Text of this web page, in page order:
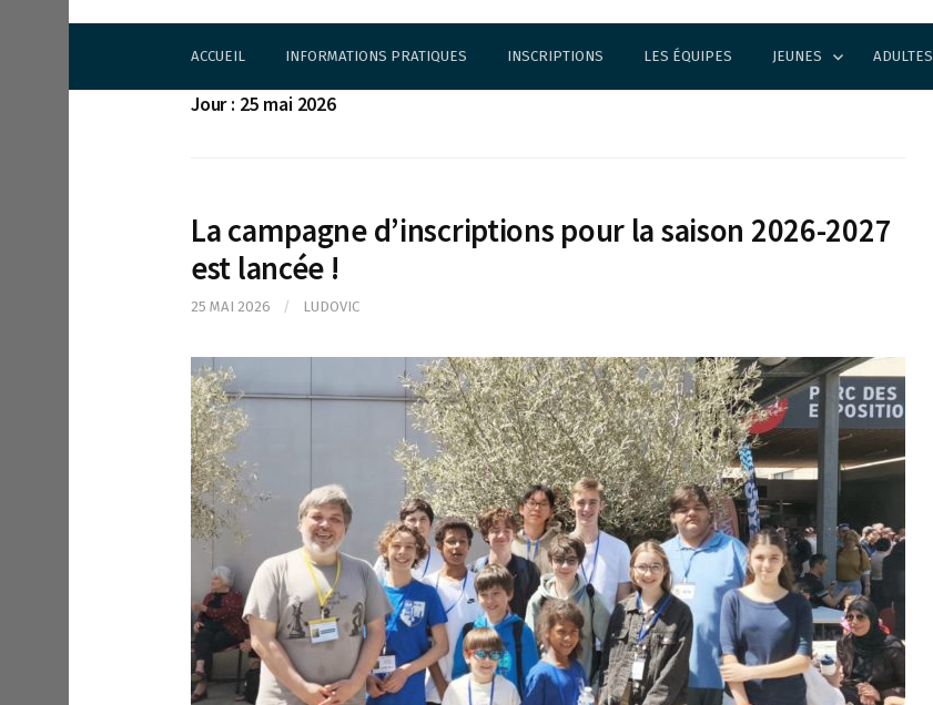
ACCUEIL INFORMATIONS PRATIQUES INSCRIPTIONS LES ÉQUIPES JEUNES ADULTES
Jour : 25 mai 2026
La campagne d’inscriptions pour la saison 2026-2027
est lancée !
25 MAI 2026 / LUDOVIC